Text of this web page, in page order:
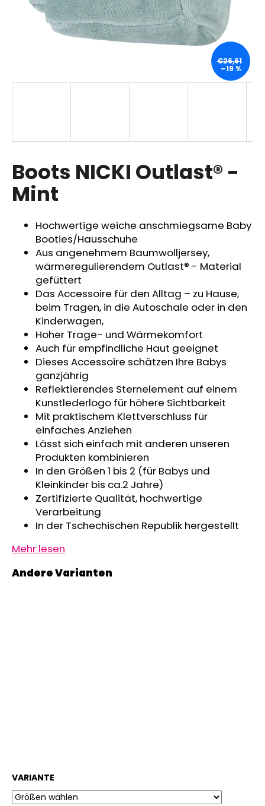
Boots NICKI Outlast® -
Mint
Hochwertige weiche anschmiegsame Baby
Booties/Hausschuhe
Aus angenehmem Baumwolljersey,
wärmeregulierendem Outlast® - Material
gefüttert
Das Accessoire für den Alltag – zu Hause,
beim Tragen, in die Autoschale oder in den
Kinderwagen,
Hoher Trage- und Wärmekomfort
Auch für empfindliche Haut geeignet
Dieses Accessoire schätzen Ihre Babys
ganzjährig
Reflektierendes Sternelement auf einem
Kunstlederlogo für höhere Sichtbarkeit
Mit praktischem Klettverschluss für
einfaches Anziehen
Lässt sich einfach mit anderen unseren
Produkten kombinieren
In den Größen 1 bis 2 (für Babys und
Kleinkinder bis ca.2 Jahre)
Zertifizierte Qualität, hochwertige
Verarbeitung
In der Tschechischen Republik hergestellt
Mehr lesen
VARIANTE
€26,61
–19 %
SUCHEN
p
f
e
h
KINDERWAGENUNTERLAGE
OUTLAST®
GRAU
MELIERT
€43,35